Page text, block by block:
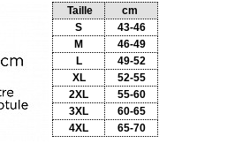
Taille
cm
S
43-46
M
46-49
L
49-52
XL
52-55
2XL
55-60
3XL
60-65
4XL
65-70